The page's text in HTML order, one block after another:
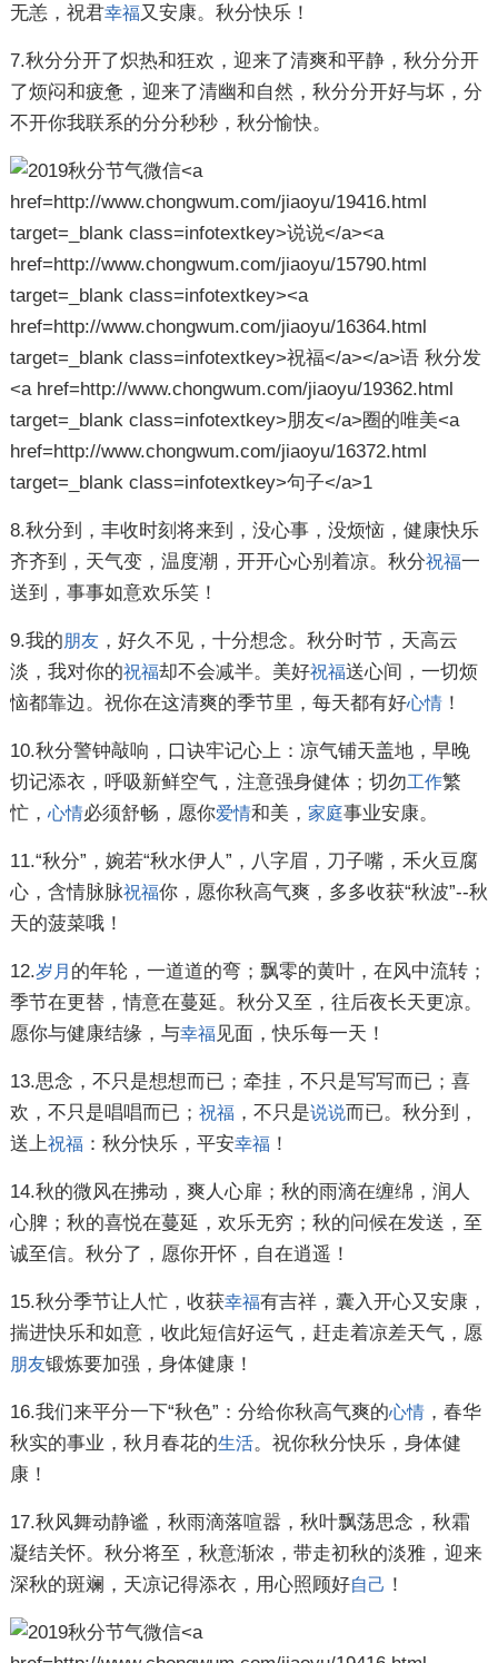
无恙，祝君幸福又安康。秋分快乐！
7.秋分分开了炽热和狂欢，迎来了清爽和平静，秋分分开
了烦闷和疲惫，迎来了清幽和自然，秋分分开好与坏，分
不开你我联系的分分秒秒，秋分愉快。
8.秋分到，丰收时刻将来到，没心事，没烦恼，健康快乐
齐齐到，天气变，温度潮，开开心心别着凉。秋分祝福一
送到，事事如意欢乐笑！
9.我的朋友，好久不见，十分想念。秋分时节，天高云
淡，我对你的祝福却不会减半。美好祝福送心间，一切烦
恼都靠边。祝你在这清爽的季节里，每天都有好心情！
10.秋分警钟敲响，口诀牢记心上：凉气铺天盖地，早晚
切记添衣，呼吸新鲜空气，注意强身健体；切勿工作繁
忙， 心情必须舒畅，愿你爱情和美， 家庭事业安康。
11.“秋分”，婉若“秋水伊人”，八字眉，刀子嘴，禾火豆腐
心，含情脉脉祝福你，愿你秋高气爽，多多收获“秋波”--秋
天的菠菜哦！
12.岁月 的年轮，一道道的弯；飘零的黄叶，在风中流转；
季节在更替，情意在蔓延。秋分又至，往后夜长天更凉。
愿你与健康结缘，与幸福见面，快乐每一天！
13.思念，不只是想想而已；牵挂，不只是写写而已；喜
欢，不只是唱唱而已； 祝福，不只是说说而已。秋分到，
送上祝福：秋分快乐，平安幸福！
14.秋的微风在拂动，爽人心扉；秋的雨滴在缠绵，润人
心脾；秋的喜悦在蔓延，欢乐无穷；秋的问候在发送，至
诚至信。秋分了，愿你开怀，自在逍遥！
15.秋分季节让人忙，收获幸福有吉祥，囊入开心又安康，
揣进快乐和如意，收此短信好运气，赶走着凉差天气，愿
朋友锻炼要加强，身体健康！
16.我们来平分一下“秋色”：分给你秋高气爽的心情，春华
秋实的事业，秋月春花的生活。祝你秋分快乐，身体健
康！
17.秋风舞动静谧，秋雨滴落喧嚣，秋叶飘荡思念，秋霜
凝结关怀。秋分将至，秋意渐浓，带走初秋的淡雅，迎来
深秋的斑斓，天凉记得添衣，用心照顾好自己 ！